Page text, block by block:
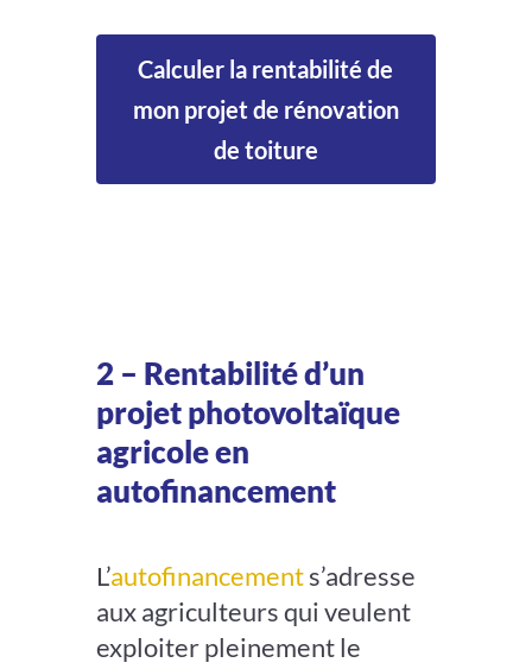
Calculer la rentabilité de
mon projet de rénovation
de toiture
2 – Rentabilité d’un
projet photovoltaïque
agricole en
autofinancement
L’autofinancements’adresse
aux agriculteurs qui veulent
exploiter pleinement le